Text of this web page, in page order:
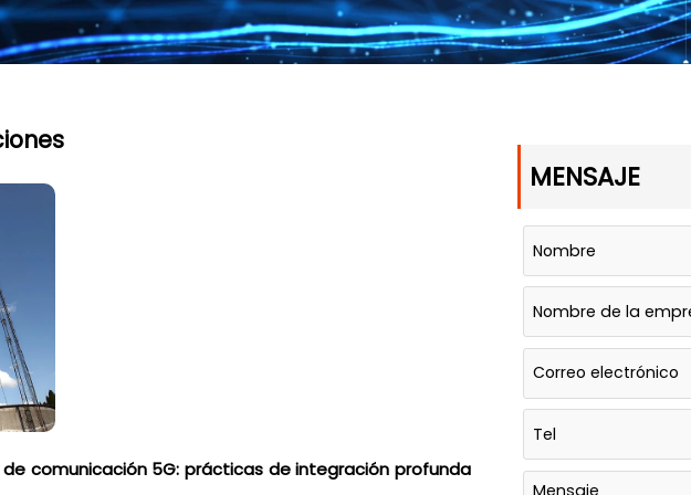
comunicación 5G: prácticas de integración profunda
MENSAJE